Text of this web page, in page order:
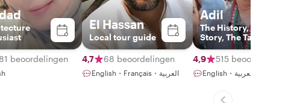
beoordelingen
El Hassan
Local tour guide
4,7 68 beoordelingen
English・Français・العربية
Adil
The History, The
Story, The Taste
and The Art
4,9
515 beoordelingen
English・العربية